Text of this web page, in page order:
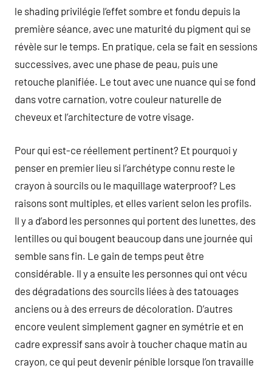
le shading privilégie l’effet sombre et fondu depuis la
première séance, avec une maturité du pigment qui se
révèle sur le temps. En pratique, cela se fait en sessions
successives, avec une phase de peau, puis une
retouche planifiée. Le tout avec une nuance qui se fond
dans votre carnation, votre couleur naturelle de
cheveux et l’architecture de votre visage.
Pour qui est-ce réellement pertinent? Et pourquoi y
penser en premier lieu si l’archétype connu reste le
crayon à sourcils ou le maquillage waterproof? Les
raisons sont multiples, et elles varient selon les profils.
Il y a d’abord les personnes qui portent des lunettes, des
lentilles ou qui bougent beaucoup dans une journée qui
semble sans fin. Le gain de temps peut être
considérable. Il y a ensuite les personnes qui ont vécu
des dégradations des sourcils liées à des tatouages
anciens ou à des erreurs de décoloration. D’autres
encore veulent simplement gagner en symétrie et en
cadre expressif sans avoir à toucher chaque matin au
crayon, ce qui peut devenir pénible lorsque l’on travaille